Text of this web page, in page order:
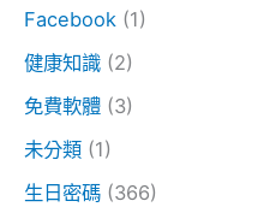
Facebook (1)
健康知識 (2)
免費軟體 (3)
未分類 (1)
生日密碼 (366)